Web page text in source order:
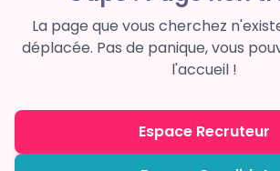
La page que vous cherchez
déplacée. Pas de panique, vous
l'accueil !
Espace Recruteur